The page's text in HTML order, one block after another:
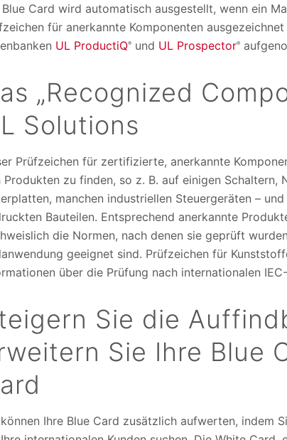
Blue Card wird automatisch ausgestellt, wenn ein
für anerkannte Komponenten
UL ProductiQ® und UL Prospector®
„Recognized
Solutions
Prüfzeichen für zertifizierte, anerkannte
Produkten zu finden, so z. B. auf einigen Schaltern,
manchen industriellen Steuergeräten –
Bauteilen. Entsprechend anerkannte
die Normen, nach denen sie geprüft
geeignet sind. Prüfzeichen für
über die Prüfung nach internationalen
Sie die
Sie Ihre Blue
Ihre Blue Card zusätzlich aufwerten, indem